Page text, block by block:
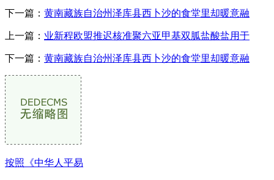
下一篇： 黄南藏族自治州泽库县西卜沙的食堂里却暖意融
上一篇： 业新程欧盟推迟核准聚六亚甲基双胍盐酸盐用于
下一篇： 黄南藏族自治州泽库县西卜沙的食堂里却暖意融
按照《中华人平易